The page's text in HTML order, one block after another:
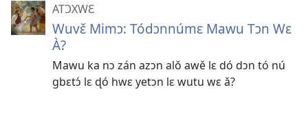
ATƆXWƐ
Wuvɛ̌ Mimɔ: Tódɔnnúmɛ Mawu Tɔn Wɛ
À?
Mawu ka nɔ zán azɔn alǒ awě lɛ dó dɔn tó nú
gbɛtɔ́ lɛ ɖó hwɛ yetɔn lɛ wutu wɛ ǎ?